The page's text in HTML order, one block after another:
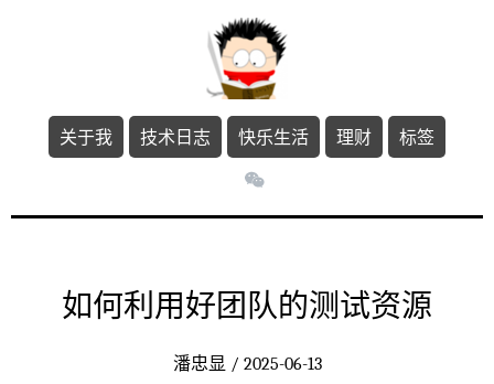
关于我 技术日志 快乐生活 理财 标签
如何利用好团队的测试资源
潘忠显 / 2025-06-13